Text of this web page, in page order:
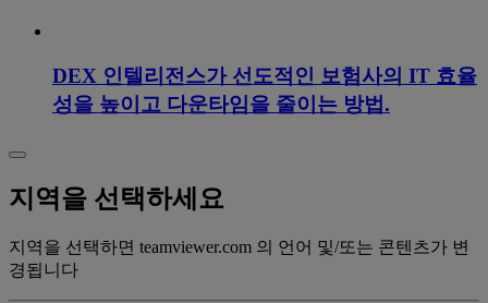
DEX 인텔리전스가 선도적인 보험사의 IT 효율
성을 높이고 다운타임을 줄이는 방법.
지역을 선택하세요
지역을 선택하면 teamviewer.com 의 언어 및/또는 콘텐츠가 변
경됩니다